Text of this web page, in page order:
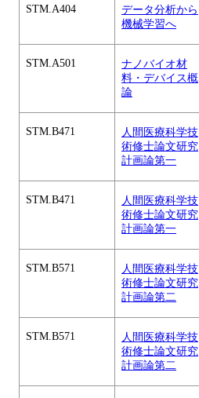
STM.A404
データ分析から
機械学習へ
STM.A501
ナノバイオ材
料・デバイス概
論
STM.B471
人間医療科学技
術修士論文研究
計画論第一
STM.B471
人間医療科学技
術修士論文研究
計画論第一
STM.B571
人間医療科学技
術修士論文研究
計画論第二
STM.B571
人間医療科学技
術修士論文研究
計画論第二